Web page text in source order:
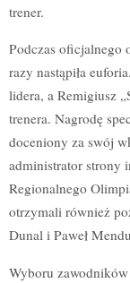
trener.
Podczas oficjalnego
razy nastąpiła
lidera, a Remigiusz
trenera. Nagrodę
doceniony za swój
administrator strony
Regionalnego
otrzymali również
Dunal i Paweł
Wyboru zawodników